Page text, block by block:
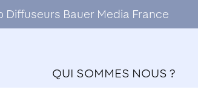
Diffuseurs Bauer Media France
QUI SOMMES NOUS ?